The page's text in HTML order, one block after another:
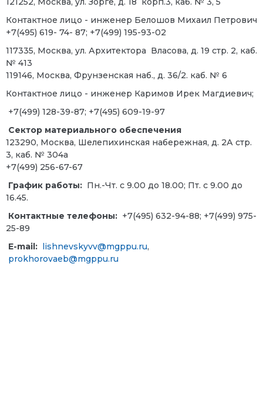
Контактное лицо - инженер Белошов Михаил Петрович
+7(495) 619- 74- 87; +7(499) 195-93-02
117335, Москва, ул. Архитектора Власова, д. 19 стр. 2, каб.
№ 413
119146, Москва, Фрунзенская наб., д. 36/2. каб. № 6
Контактное лицо - инженер Каримов Ирек Магдиевич;
+7(499) 128-39-87; +7(495) 609-19-97
Сектор материального обеспечения
123290, Москва, Шелепихинская набережная, д. 2А стр.
3, каб. № 304а
+7(499) 256-67-67
График работы: Пн.-Чт. с 9.00 до 18.00; Пт. с 9.00 до
16.45.
Контактные телефоны: +7(495) 632-94-88; +7(499) 975-
25-89
E-mail: lishnevskyvv@mgppu.ru,
prokhorovaeb@mgppu.ru